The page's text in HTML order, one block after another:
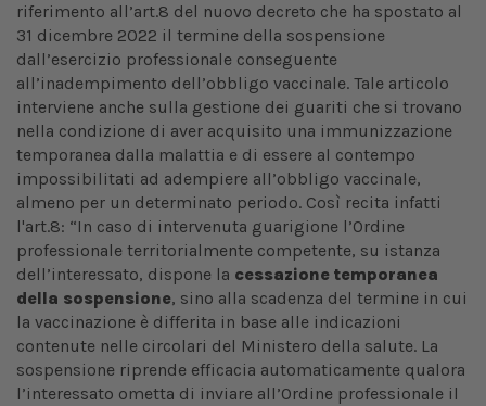
riferimento all’art.8 del nuovo decreto che ha spostato al
31 dicembre 2022 il termine della sospensione
dall’esercizio professionale conseguente
all’inadempimento dell’obbligo vaccinale. Tale articolo
interviene anche sulla gestione dei guariti che si trovano
nella condizione di aver acquisito una immunizzazione
temporanea dalla malattia e di essere al contempo
impossibilitati ad adempiere all’obbligo vaccinale,
almeno per un determinato periodo. Così recita infatti
l'art.8: “In caso di intervenuta guarigione l’Ordine
professionale territorialmente competente, su istanza
dell’interessato, dispone la cessazione temporanea
della sospensione, sino alla scadenza del termine in cui
la vaccinazione è differita in base alle indicazioni
contenute nelle circolari del Ministero della salute. La
sospensione riprende efficacia automaticamente qualora
l’interessato ometta di inviare all’Ordine professionale il